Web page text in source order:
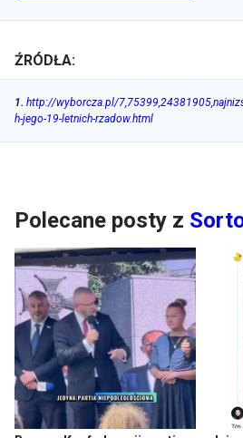
ŹRÓDŁA:
1. http://wyborcza.pl/
h-jego-19-letnich-rzadow.html
Polecane posty z